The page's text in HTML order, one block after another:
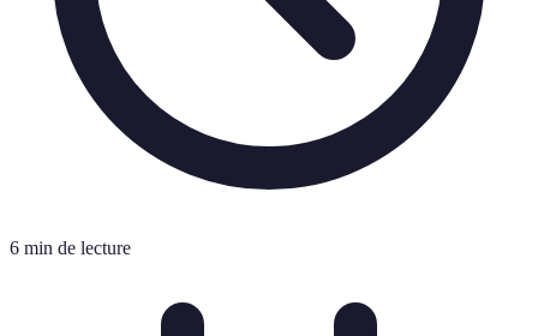
6 min de lecture